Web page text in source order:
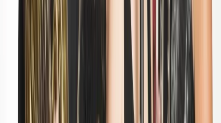
Prijzen